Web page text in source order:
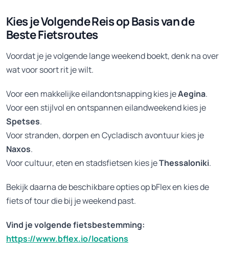
Kies je Volgende Reis op Basis van de
Beste Fietsroutes
Voordat je je volgende lange weekend boekt, denk na over
wat voor soort rit je wilt.
Voor een makkelijke eilandontsnapping kies jeAegina.
Voor een stijlvol en ontspannen eilandweekend kies je
Spetses.
Voor stranden, dorpen en Cycladisch avontuur kies je
Naxos.
Voor cultuur, eten en stadsfietsen kies jeThessaloniki.
Bekijk daarna de beschikbare opties op bFlex en kies de
fiets of tour die bij je weekend past.
Vind je volgende fietsbestemming:
https://www.bflex.io/locations